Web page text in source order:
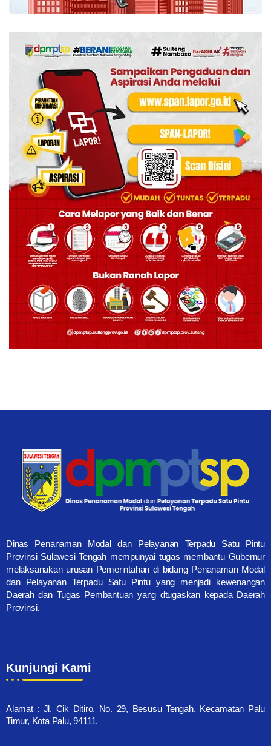
Dinas Penanaman Modal dan Pelayanan Terpadu Satu Pintu
Provinsi Sulawesi Tengah mempunyai tugas membantu Gubernur
melaksanakan urusan Pemerintahan di bidang Penanaman Modal
dan Pelayanan Terpadu Satu Pintu yang menjadi kewenangan
Daerah dan Tugas Pembantuan yang dtugaskan kepada Daerah
Provinsi.
Kunjungi Kami
Alamat : Jl. Cik Ditiro, No. 29, Besusu Tengah, Kecamatan Palu
Timur, Kota Palu, 94111.